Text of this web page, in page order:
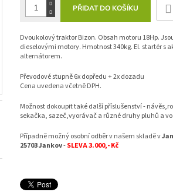
PŘIDAT DO KOŠÍKU
Dvoukolový traktor Bizon. Obsah motoru 18Hp.
dieselovými motory. Hmotnost 340kg. El. startér s
alternátorem.
Převodové stupně 6x dopředu + 2x dozadu
Cena uvedena včetně DPH.
Možnost dokoupit také další příslušenství -
sekačka, sazeč,vyorávač a různé druhy pluhů a
Případně možný osobní odběr v našem skladě v
25703 Jankov-SLEVA 3.000,- Kč